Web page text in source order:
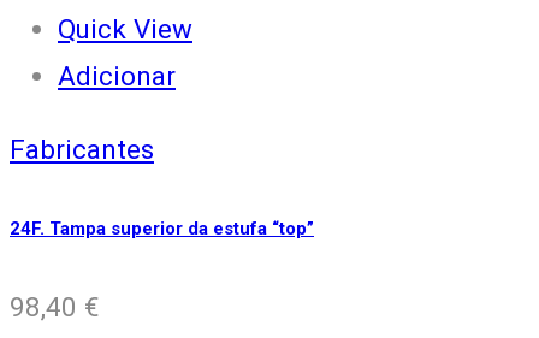
Quick View
Adicionar
Fabricantes
24F. Tampa superior da estufa “top”
98,40 €